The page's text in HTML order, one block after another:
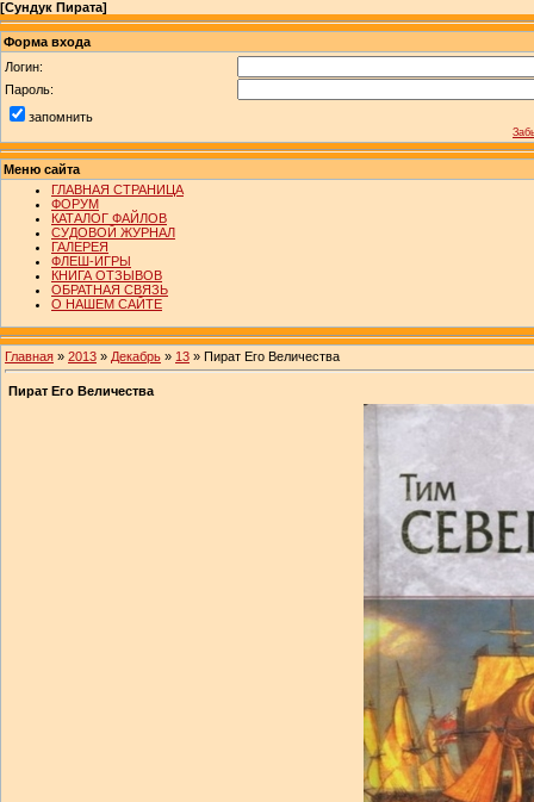
[Сундук Пирата]
Форма входа
Логин:
Пароль:
запомнить
Меню сайта
ГЛАВНАЯ СТРАНИЦА
ФОРУМ
КАТАЛОГ ФАЙЛОВ
СУДОВОЙ ЖУРНАЛ
ГАЛЕРЕЯ
ФЛЕШ-ИГРЫ
КНИГА ОТЗЫВОВ
ОБРАТНАЯ СВЯЗЬ
О НАШЕМ САЙТЕ
Главная » 2013 » Декабрь » 13 » Пират Его Величества
Пират Его Величества